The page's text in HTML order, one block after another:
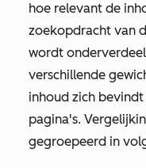
hoe relevant de
zoekopdracht van
wordt
verschillende
inhoud zich bevindt
pagina's.
gegroepeerd in